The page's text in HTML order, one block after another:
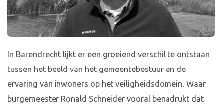
In Barendrecht lijkt er een groeiend verschil te ontstaan
tussen het beeld van het gemeentebestuur en de
ervaring van inwoners op het veiligheidsdomein. Waar
burgemeester Ronald Schneider vooral benadrukt dat